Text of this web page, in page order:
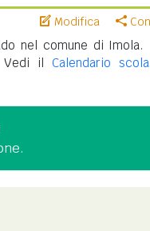
Modifica
nel comune di Imola.
Vedi il Calendario